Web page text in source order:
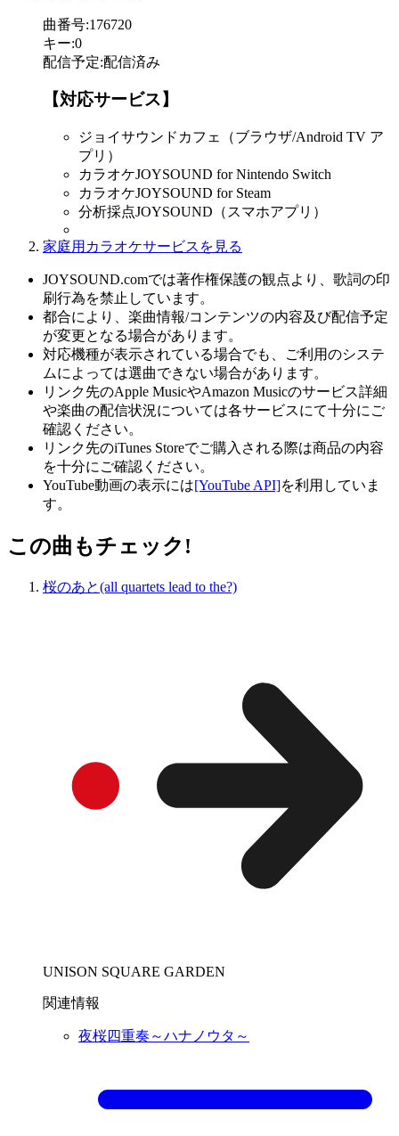
曲番号:176720
キー:0
配信予定:配信済み
【対応サービス】
ジョイサウンドカフェ（ブラウザ/Android TV ア
プリ）
カラオケJOYSOUND for Nintendo Switch
カラオケJOYSOUND for Steam
分析採点JOYSOUND（スマホアプリ）
家庭用カラオケサービスを見る
JOYSOUND.comでは著作権保護の観点より、歌詞の印
刷行為を禁止しています。
都合により、楽曲情報/コンテンツの内容及び配信予定
が変更となる場合があります。
対応機種が表示されている場合でも、ご利用のシステ
ムによっては選曲できない場合があります。
リンク先のApple MusicやAmazon Musicのサービス詳細
や楽曲の配信状況については各サービスにて十分にご
確認ください。
リンク先のiTunes Storeでご購入される際は商品の内容
を十分にご確認ください。
YouTube動画の表示には[YouTube API]を利用していま
す。
この曲もチェック!
桜のあと(all quartets lead to the?)
UNISON SQUARE GARDEN
関連情報
夜桜四重奏～ハナノウタ～